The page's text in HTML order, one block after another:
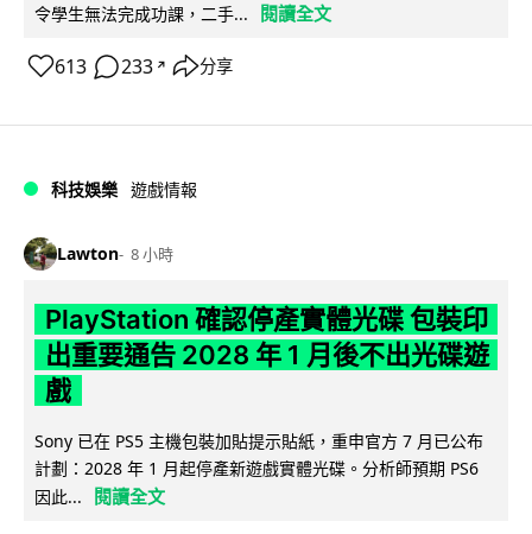
令學生無法完成功課，二手...
閱讀全文
613 233 ↗ 分享
科技娛樂 遊戲情報
Lawton 8 小時
PlayStation 確認停產實體光碟 包裝印
出重要通告 2028 年 1 月後不出光碟遊
戲
Sony 已在 PS5 主機包裝加貼提示貼紙，重申官方 7 月已公布
計劃：2028 年 1 月起停產新遊戲實體光碟。分析師預期 PS6
因此...
閱讀全文